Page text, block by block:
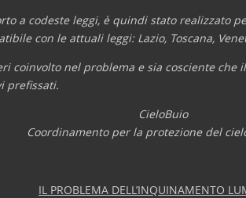
a codeste leggi, è quindi stato realizzato
con le attuali leggi: Lazio, Toscana,
coinvolto nel problema e sia cosciente
prefissati.
CieloBuio
Coordinamento per la protezione del
IL PROBLEMA DELL’INQUINAMENTO